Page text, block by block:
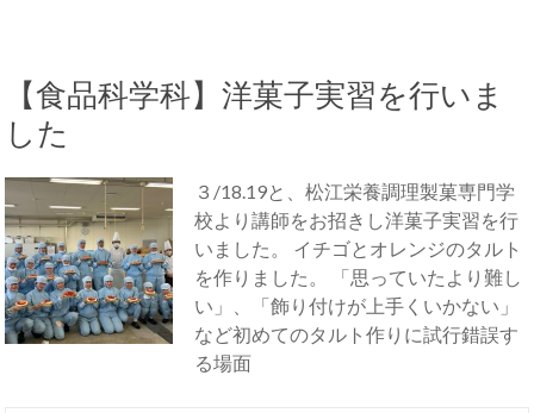
【食品科学科】洋菓子実習を行いま
した
３/18.19と、松江栄養調理製菓専門学
校より講師をお招きし洋菓子実習を行
いました。 イチゴとオレンジのタルト
を作りました。 「思っていたより難し
い」、「飾り付けが上手くいかない」
など初めてのタルト作りに試行錯誤す
る場面